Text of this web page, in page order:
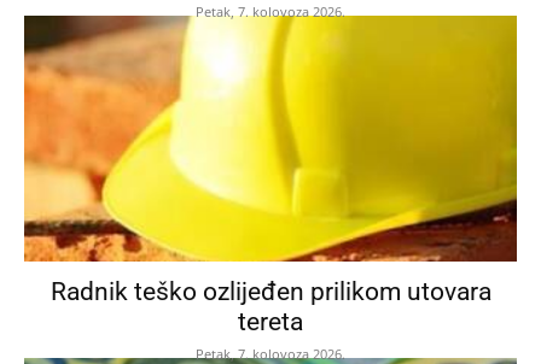
Petak, 7. kolovoza 2026.
Radnik teško ozlijeđen prilikom utovara
tereta
Petak, 7. kolovoza 2026.